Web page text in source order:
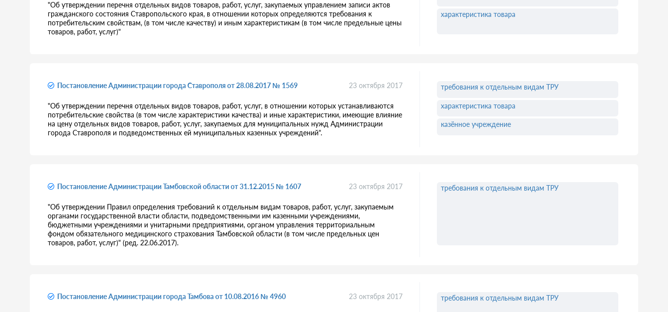
"Об утверждении перечня отдельных видов товаров, работ, услуг, закупаемых управлением записи актов
гражданского состояния Ставропольского края, в отношении которых определяются требования к
потребительским свойствам, (в том числе качеству) и иным характеристикам (в том числе предельные цены
товаров, работ, услуг)"
характеристика товара
Постановление Администрации города Ставрополя от 28.08.2017 № 1569 23 октября 2017
"Об утверждении перечня отдельных видов товаров, работ, услуг, в отношении которых устанавливаются
потребительские свойства (в том числе характеристики качества) и иные характеристики, имеющие влияние
на цену отдельных видов товаров, работ, услуг, закупаемых для муниципальных нужд Администрации
города Ставрополя и подведомственных ей муниципальных казенных учреждений".
требования к отдельным видам ТРУ
характеристика товара
казённое учреждение
Постановление Администрации Тамбовской области от 31.12.2015 № 1607 23 октября 2017
"Об утверждении Правил определения требований к отдельным видам товаров, работ, услуг, закупаемым
органами государственной власти области, подведомственными им казенными учреждениями,
бюджетными учреждениями и унитарными предприятиями, органом управления территориальным
фондом обязательного медицинского страхования Тамбовской области (в том числе предельных цен
товаров, работ, услуг)" (ред. 22.06.2017).
требования к отдельным видам ТРУ
Постановление Администрации города Тамбова от 10.08.2016 № 4960 23 октября 2017 требования к отдельным видам ТРУ